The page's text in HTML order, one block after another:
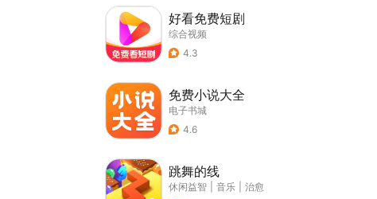
好看免费短剧
综合视频
4.3
免费小说大全
电子书城
4.6
跳舞的线
休闲益智 音乐
治愈